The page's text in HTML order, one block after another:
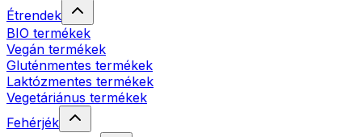
Étrendek
BIO termékek
Vegán termékek
Gluténmentes termékek
Laktózmentes termékek
Vegetáriánus termékek
Fehérjék